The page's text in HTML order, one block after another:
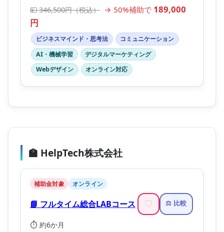
💴 346,500円（税込） → 50%補助で 189,000
円
ビジネスマインド・思考法
コミュニケーション
AI・機械学習
デジタルマーケティング
Webデザイン
オンライン対応
🏫 HelpTech株式会社
補助金対象 オンライン
📘 フルタイム総合LABコース ♡ ⚖️ 比較
⏱️ 約6か月